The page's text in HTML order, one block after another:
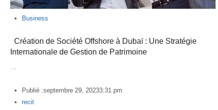
Business
Création de Société Offshore à Dubaï : Une Stratégie
Internationale de Gestion de Patrimoine
…
Publié :septembre 29, 20233:31 pm
Author
recit